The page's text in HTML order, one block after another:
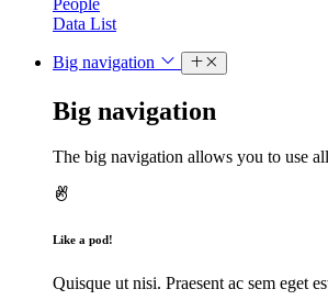
Data List
Big navigation
Big navigation
The big navigation allows you to use
Like a pod!
Quisque ut nisi. Praesent ac sem eget